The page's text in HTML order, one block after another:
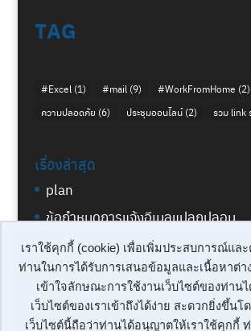
เราใช้คุกกี้ (cookie) เพื่อเพิ่มประสบการณ์แล
ท่านในการได้รับการเสนอข้อมูลและเนื้อหาต่า
เข้าใจลักษณะการใช้งานเว็บไซต์ของท่านไ
เว็บไซต์ของเราเข้าถึงได้ง่าย สะดวกยิ่งขึ้นโ
เว็บไซต์นี้ถือว่าท่านได้อนุญาตให้เราใช้คุกกี้
TAG
#Excel (1) #mail (9) #WorkFromHome (2)
ความปลอดภัย (6) ประชุมออนไลน์(2) รวม link
เรื่องล่าสุด
plan
ข้อกำหนดการแจ้งอีเมลแปลกปลอม
นโยบายการให้บริการของระบบจดหม
อิเล็กทรอนิกส์